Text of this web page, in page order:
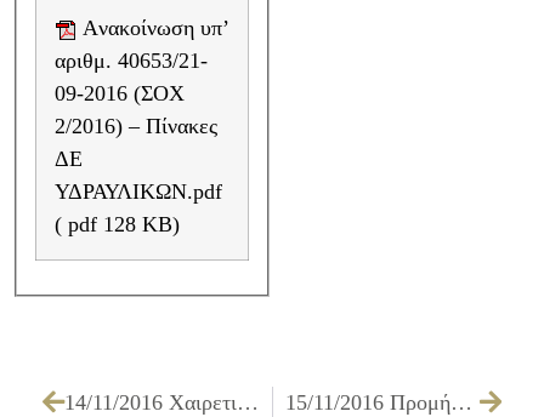
αριθμ. 40653/21-
09-2016 (ΣΟΧ
2/2016) – Πίνακες
ΔΕ
ΥΔΡΑΥΛΙΚΩΝ.pdf
( pdf 128 KB)
14/11/2016 Χαιρετισμός Δημάρχου Ιλίου στην εκδήλωση προς τιμή του Θεόδωρου Αγγελόπουλου 15/11/2016 Προμήθεια Δένδρων- Θάμνων